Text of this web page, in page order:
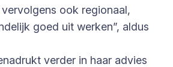
ook regionaal,
goed uit werken”, aldus
verder in haar advies